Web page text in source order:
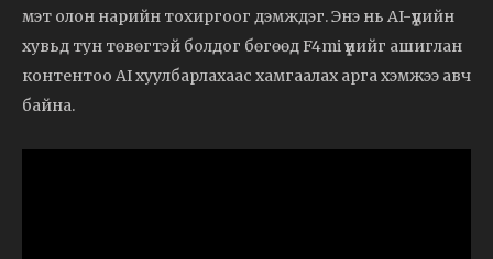
мэт олон нарийн тохиргоог дэмждэг. Энэ нь AI-үүдийн
хувьд тун төвөгтэй болдог бөгөөд F4mi үүнийг ашиглан
контентоо AI хуулбарлахаас хамгаалах арга хэмжээ авч
байна.